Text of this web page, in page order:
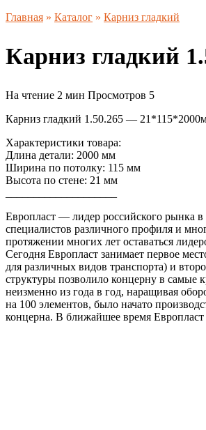
Главная » Каталог » Карниз гладкий
Карниз гладкий
На чтение 2 мин Просмотров 5
Карниз гладкий 1.50.265 —
Характеристики товара:
Длина детали: 2000 мм
Ширина по потолку: 115 мм
Высота по стене: 21 мм
Европласт — лидер российского рынка
специалистов различного профиля и
протяжении многих лет оставаться
Сегодня Европласт занимает первое
для различных видов транспорта) и
структуры позволило концерну в самые
неизменно из года в год, наращивая
на 100 элементов, было начато
концерна. В ближайшее время